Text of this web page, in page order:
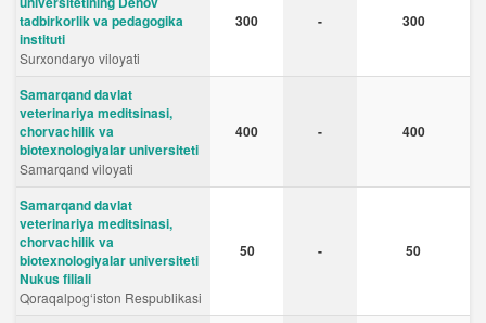
tadbirkorlik va pedagogika
instituti
Surxondaryo viloyati
300 - 300
Samarqand davlat
veterinariya meditsinasi,
chorvachilik va
biotexnologiyalar universiteti
Samarqand viloyati
400 - 400
Samarqand davlat
veterinariya meditsinasi,
chorvachilik va
biotexnologiyalar universiteti
Nukus filiali
Qoraqalpog‘iston Respublikasi
50 - 50